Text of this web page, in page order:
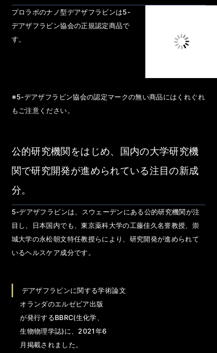
プロラボのナノ型デアザフラビンは5-
デアザフラビン協会の正規認定商品で
す。
※5-デアザフラビン協会の認定マークの無い商品にはくれぐれ
もご注意ください。
公的研究機関をはじめ、国内の大学研究機
関で研究開発が進められている注目の新成
分。
5-デアザフラビンは、スウェーデンにある公的研究機関が注
目し、日本国内でも、東京薬科大学の工藤佳久名誉教授、崇
城大学の永松朝文特任教授らにより、研究開発が進められて
いるヘルスケア成分です。
デアザフラビンに関する学術論文
オランダのエルゼビア出版
が発行するBBRC(生化学、
生物物理学誌)に、2021年6
月掲載されました。